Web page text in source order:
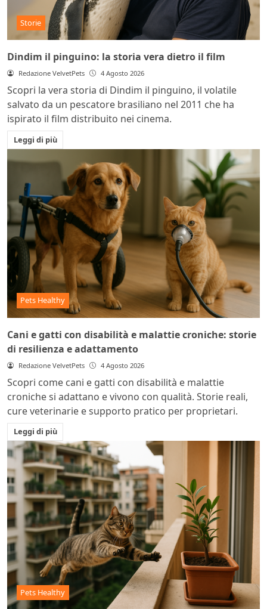
Storie
Dindim il pinguino: la storia vera dietro il film
Redazione VelvetPets 4 Agosto 2026
Scopri la vera storia di Dindim il pinguino, il volatile
salvato da un pescatore brasiliano nel 2011 che ha
ispirato il film distribuito nei cinema.
Leggi di più
Pets Healthy
Cani e gatti con disabilità e malattie croniche: storie
di resilienza e adattamento
Redazione VelvetPets 4 Agosto 2026
Scopri come cani e gatti con disabilità e malattie
croniche si adattano e vivono con qualità. Storie reali,
cure veterinarie e supporto pratico per proprietari.
Leggi di più
Pets Healthy